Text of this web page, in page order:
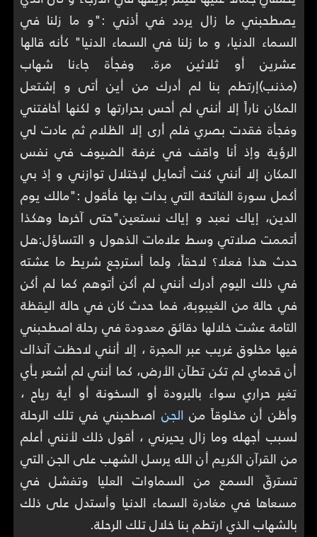
يصطحبني ما زال يردد في أذني :"و ما زلنا في
السماء الدنيا، و ما زلنا في السماء الدنيا" كأنه قالها
عشرين أو ثلاثين مرة. وفجأة جاءنا شهاب
(مذنب)إرتطم بنا لم أدرك من أين أتى و إشتعل
المكان ناراً إلا أنني لم أحس بحرارتها و لكنها أخافتني
وفجأة فقدت بصري فلم أرى إلا الظلام ثم عادت لي
الرؤية وإذ أنا واقف في غرفة الضيوف في نفس
المكان إلا أنني كنت أتمايل لإختلال توازني و إذ بي
أكمل سورة الفاتحة التي بدات بها فأقول :"مالك يوم
الدين، إياك نعبد و إياك نستعين"حتى آخرها وهكذا
أتممت صلاتي وسط علامات الذهول و التساؤل:هل
حدث هذا فعلا؟ لاحقاً، ولما أسترجع شريط ما عشته
في ذلك اليوم أدرك أنني لم أكن أتوهم كما لم أكن
في حالة من الغيبوبة، فما حدث كان في حالة اليقظة
التامة عشت خلالها دقائق معدودة في رحلة اصطحبني
فيها مخلوق غريب عبر المجرة ، إلا أنني لاحظت آنذاك
أن قدماي لم تكن تطآن الأرض، كما أنني لم أشعر بأي
تغير حراري سواء بالبرودة أو السخونة أو أية رياح ،
وأظن أن مخلوقاً من الجن اصطحبني في تلك الرحلة
لسبب أجهله وما زال يحيرني ، أقول ذلك لأنني أعلم
من القرآن الكريم أن الله يرسل الشهب على الجن التي
تسترقّ السمع من السماوات العليا وتفشل في
مسعاها في مغادرة السماء الدنيا وأستدل على ذلك
بالشهاب الذي ارتطم بنا خلال تلك الرحلة.